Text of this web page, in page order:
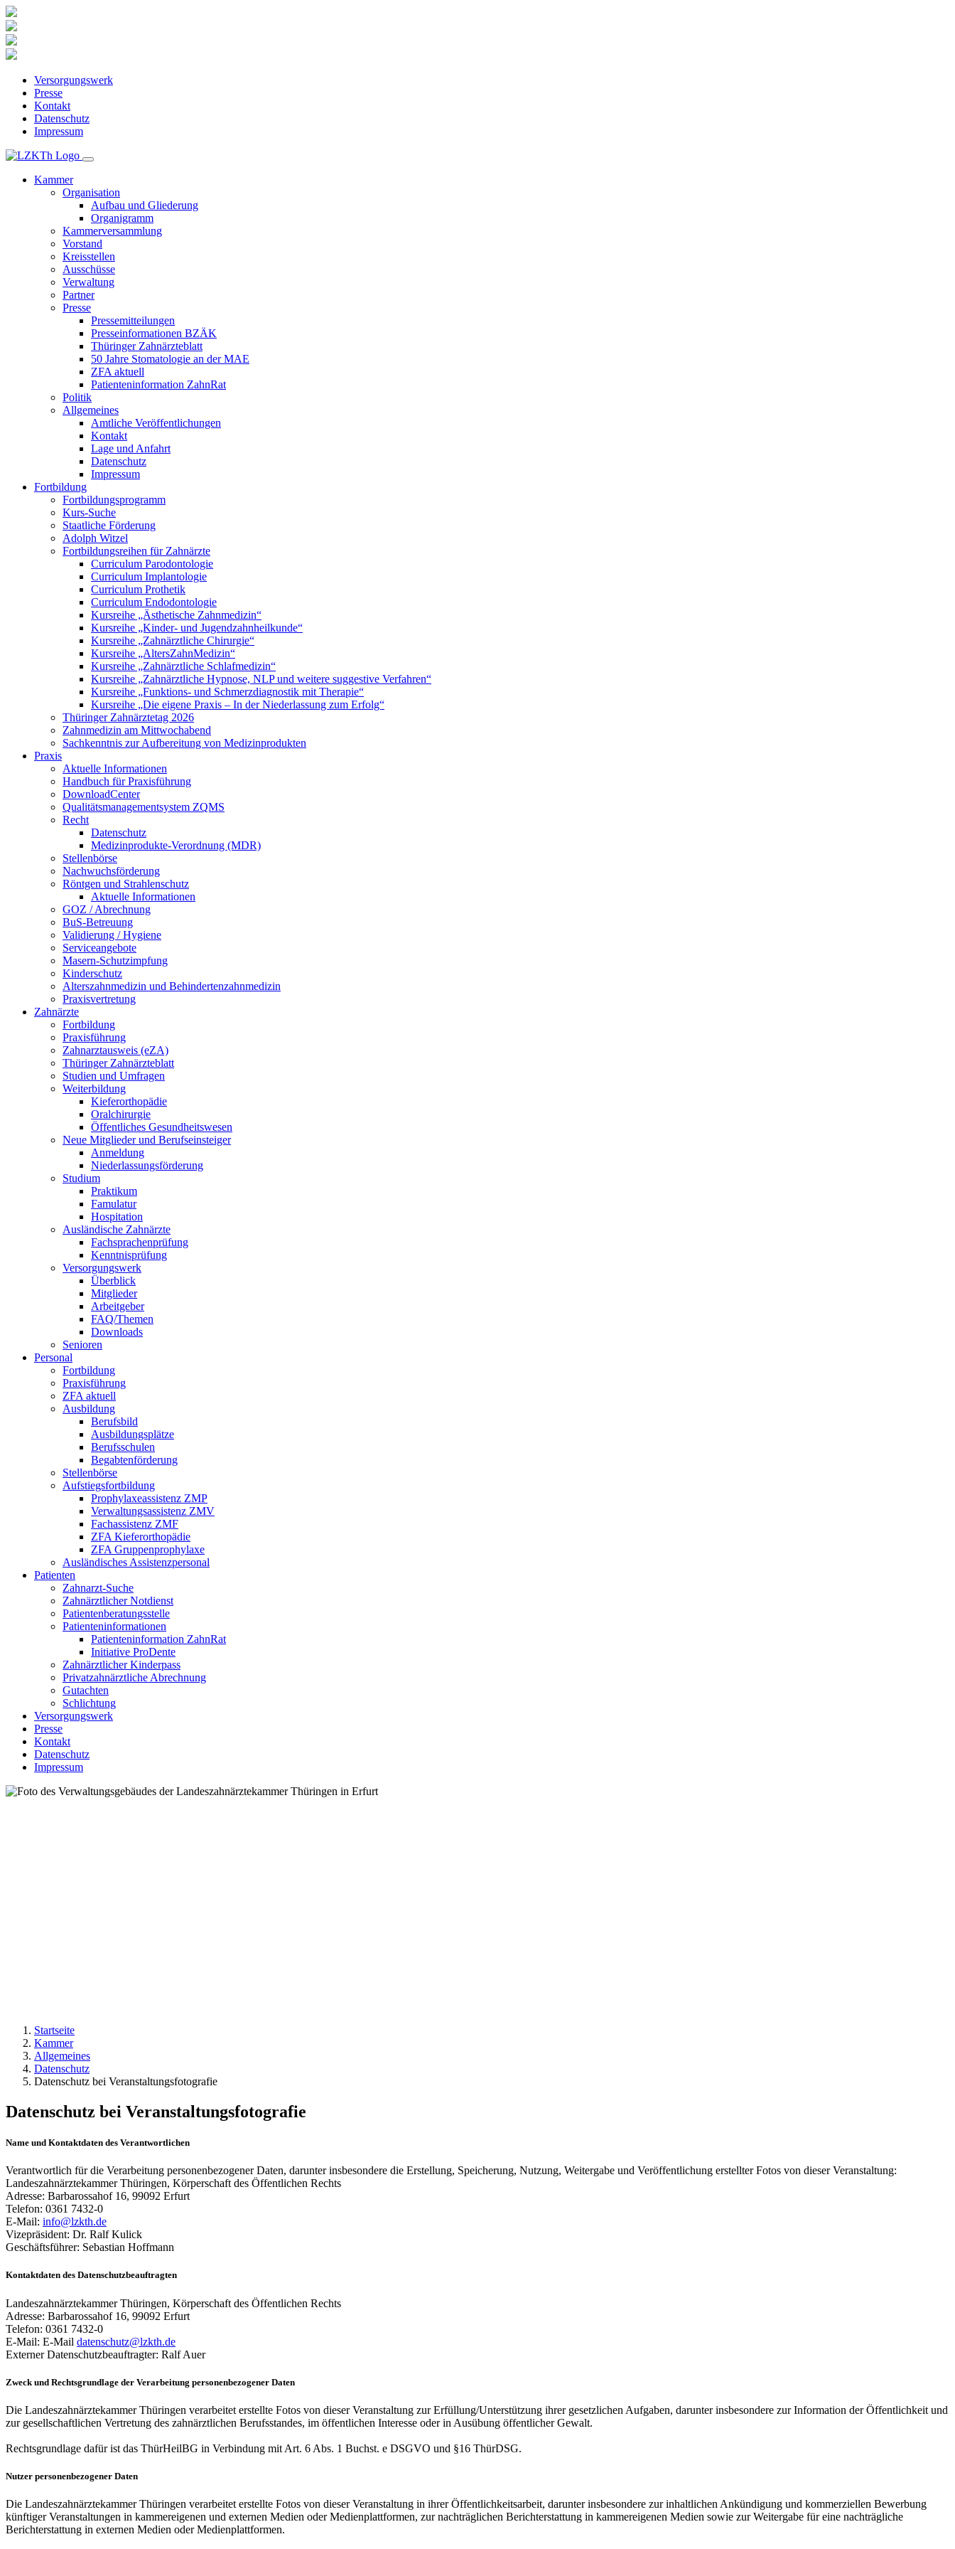
Versorgungswerk
Presse
Kontakt
Datenschutz
Impressum
Kammer
Organisation
Aufbau und Gliederung
Organigramm
Kammerversammlung
Vorstand
Kreisstellen
Ausschüsse
Verwaltung
Partner
Presse
Pressemitteilungen
Presseinformationen BZÄK
Thüringer Zahnärzteblatt
50 Jahre Stomatologie an der MAE
ZFA aktuell
Patienteninformation ZahnRat
Politik
Allgemeines
Amtliche Veröffentlichungen
Kontakt
Lage und Anfahrt
Datenschutz
Impressum
Fortbildung
Fortbildungsprogramm
Kurs-Suche
Staatliche Förderung
Adolph Witzel
Fortbildungsreihen für Zahnärzte
Curriculum Parodontologie
Curriculum Implantologie
Curriculum Prothetik
Curriculum Endodontologie
Kursreihe „Ästhetische Zahnmedizin“
Kursreihe „Kinder- und Jugendzahnheilkunde“
Kursreihe „Zahnärztliche Chirurgie“
Kursreihe „AltersZahnMedizin“
Kursreihe „Zahnärztliche Schlafmedizin“
Kursreihe „Zahnärztliche Hypnose, NLP und weitere suggestive Verfahren“
Kursreihe „Funktions- und Schmerzdiagnostik mit Therapie“
Kursreihe „Die eigene Praxis – In der Niederlassung zum Erfolg“
Thüringer Zahnärztetag 2026
Zahnmedizin am Mittwochabend
Sachkenntnis zur Aufbereitung von Medizinprodukten
Praxis
Aktuelle Informationen
Handbuch für Praxisführung
DownloadCenter
Qualitätsmanagementsystem ZQMS
Recht
Datenschutz
Medizinprodukte-Verordnung (MDR)
Stellenbörse
Nachwuchsförderung
Röntgen und Strahlenschutz
Aktuelle Informationen
GOZ / Abrechnung
BuS-Betreuung
Validierung / Hygiene
Serviceangebote
Masern-Schutzimpfung
Kinderschutz
Alterszahnmedizin und Behindertenzahnmedizin
Praxisvertretung
Zahnärzte
Fortbildung
Praxisführung
Zahnarztausweis (eZA)
Thüringer Zahnärzteblatt
Studien und Umfragen
Weiterbildung
Kieferorthopädie
Oralchirurgie
Öffentliches Gesundheitswesen
Neue Mitglieder und Berufseinsteiger
Anmeldung
Niederlassungsförderung
Studium
Praktikum
Famulatur
Hospitation
Ausländische Zahnärzte
Fachsprachenprüfung
Kenntnisprüfung
Versorgungswerk
Überblick
Mitglieder
Arbeitgeber
FAQ/Themen
Downloads
Senioren
Personal
Fortbildung
Praxisführung
ZFA aktuell
Ausbildung
Berufsbild
Ausbildungsplätze
Berufsschulen
Begabtenförderung
Stellenbörse
Aufstiegsfortbildung
Prophylaxeassistenz ZMP
Verwaltungsassistenz ZMV
Fachassistenz ZMF
ZFA Kieferorthopädie
ZFA Gruppenprophylaxe
Ausländisches Assistenzpersonal
Patienten
Zahnarzt-Suche
Zahnärztlicher Notdienst
Patientenberatungsstelle
Patienteninformationen
Patienteninformation ZahnRat
Initiative ProDente
Zahnärztlicher Kinderpass
Privatzahnärztliche Abrechnung
Gutachten
Schlichtung
Versorgungswerk
Presse
Kontakt
Datenschutz
Impressum
Startseite
Kammer
Allgemeines
Datenschutz
Datenschutz bei Veranstaltungsfotografie
Datenschutz bei Veranstaltungsfotografie
Name und Kontaktdaten des Verantwortlichen
Verantwortlich für die Verarbeitung personenbezogener Daten, darunter insbesondere die Erstellung, Speicherung, Nutzung, Weitergabe und Veröffentlichung erstellter Fotos von dieser Veranstaltung:
Landeszahnärztekammer Thüringen, Körperschaft des Öffentlichen Rechts
Adresse: Barbarossahof 16, 99092 Erfurt
Telefon: 0361 7432-0
E-Mail: info@lzkth.de
Vizepräsident: Dr. Ralf Kulick
Geschäftsführer: Sebastian Hoffmann
Kontaktdaten des Datenschutzbeauftragten
Landeszahnärztekammer Thüringen, Körperschaft des Öffentlichen Rechts
Adresse: Barbarossahof 16, 99092 Erfurt
Telefon: 0361 7432-0
E-Mail: E-Mail datenschutz@lzkth.de
Externer Datenschutzbeauftragter: Ralf Auer
Zweck und Rechtsgrundlage der Verarbeitung personenbezogener Daten
Die Landeszahnärztekammer Thüringen verarbeitet erstellte Fotos von dieser Veranstaltung zur Erfüllung/Unterstützung ihrer gesetzlichen Aufgaben, darunter insbesondere zur Information der Öffentlichkeit und
zur gesellschaftlichen Vertretung des zahnärztlichen Berufsstandes, im öffentlichen Interesse oder in Ausübung öffentlicher Gewalt.
Rechtsgrundlage dafür ist das ThürHeilBG in Verbindung mit Art. 6 Abs. 1 Buchst. e DSGVO und §16 ThürDSG.
Nutzer personenbezogener Daten
Die Landeszahnärztekammer Thüringen verarbeitet erstellte Fotos von dieser Veranstaltung in ihrer Öffentlichkeitsarbeit, darunter insbesondere zur inhaltlichen Ankündigung und kommerziellen Bewerbung
künftiger Veranstaltungen in kammereigenen und externen Medien oder Medienplattformen, zur nachträglichen Berichterstattung in kammereigenen Medien sowie zur Weitergabe für eine nachträgliche
Berichterstattung in externen Medien oder Medienplattformen.